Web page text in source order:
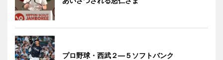
プロ野球・西武２―５ソフトバンク